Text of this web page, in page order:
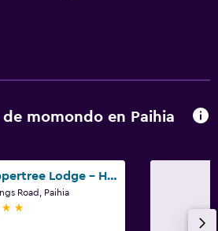
momondo en Paihia
Peppertree Lodge - Hostel
Road, Paihia
2 estrellas